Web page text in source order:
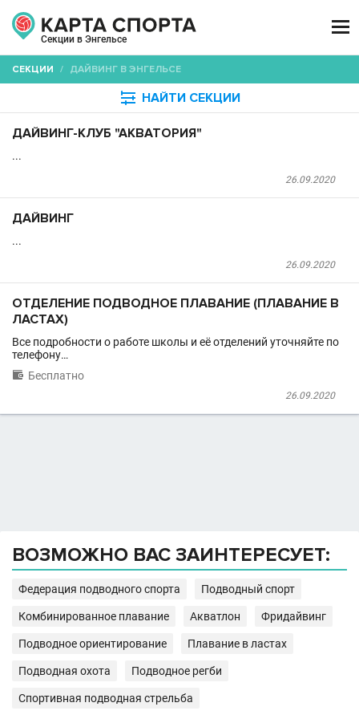
Секции в Энгельсе

СЕКЦИИ / ДАЙВИНГ В ЭНГЕЛЬСЕ
 НАЙТИ СЕКЦИИ
ДАЙВИНГ-КЛУБ "АКВАТОРИЯ"
...
26.09.2020
ДАЙВИНГ
...
26.09.2020
ОТДЕЛЕНИЕ ПОДВОДНОЕ ПЛАВАНИЕ (ПЛАВАНИЕ В
ЛАСТАХ)
Все подробности о работе школы и её отделений уточняйте по
телефону…
 Бесплатно
26.09.2020
ВОЗМОЖНО ВАС ЗАИНТЕРЕСУЕТ:
Федерация подводного спорта Подводный спорт
Комбинированное плавание Акватлон Фридайвинг
Подводное ориентирование Плавание в ластах
Подводная охота Подводное регби
Спортивная подводная стрельба